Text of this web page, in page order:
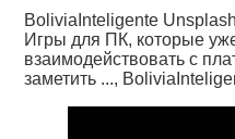
BoliviaInteligente
Игры для ПК, которые
взаимодействовать с
заметить ...,